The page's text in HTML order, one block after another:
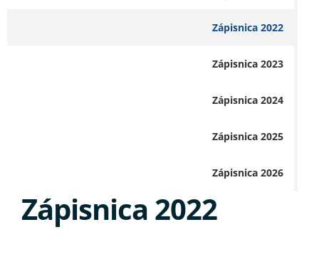
Zápisnica 2022
Zápisnica 2023
Zápisnica 2024
Zápisnica 2025
Zápisnica 2026
Zápisnica 2022